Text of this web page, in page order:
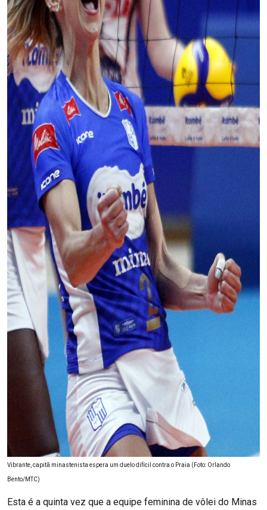
Vibrante, capitã minastenista espera um duelo difícil contra o Praia (Foto: Orlando
Bento/MTC)
Esta é a quinta vez que a equipe feminina de vôlei do Minas